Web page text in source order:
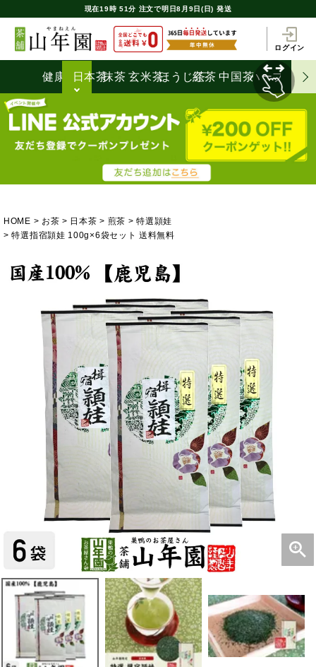
現在19時 51分 注文で明日8月9日(日) 発送
ログイン
健康茶日本茶抹茶 玄米茶ほうじ茶
紅茶 中国茶ハーブティ
HOME お茶 日本茶 煎茶
特選頴娃
特選指宿頴娃 100g×6袋セット 送料無料